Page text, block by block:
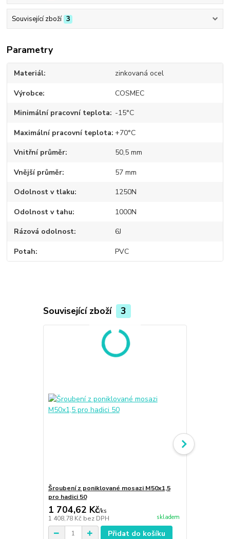
Související zboží 3
Parametry
Materiál zinkovaná ocel
Výrobce COSMEC
Minimální pracovní teplota -15°C
Maximální pracovní teplota +70°C
Vnitřní průměr 50,5 mm
Vnější průměr 57 mm
Odolnost v tlaku 1250N
Odolnost v tahu 1000N
Rázová odolnost 6J
Potah PVC
Související zboží 3
Šroubení z poniklované mosazi M50x1,5
pro hadici 50
1 704,62 Kč/ks
1 408,78 Kč bez DPH skladem
Přidat do košíku